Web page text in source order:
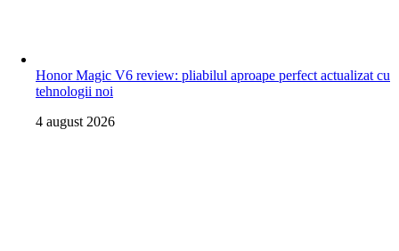
Honor Magic V6 review: pliabilul aproape perfect actualizat cu
tehnologii noi
4 august 2026